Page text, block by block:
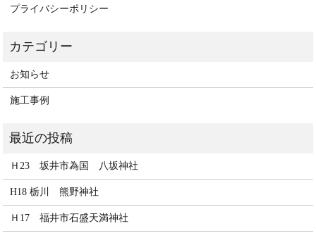
プライバシーポリシー
お知らせ
施工事例
Ｈ23 坂井市為国 八坂神社
H18 栃川 熊野神社
Ｈ17 福井市石盛天満神社